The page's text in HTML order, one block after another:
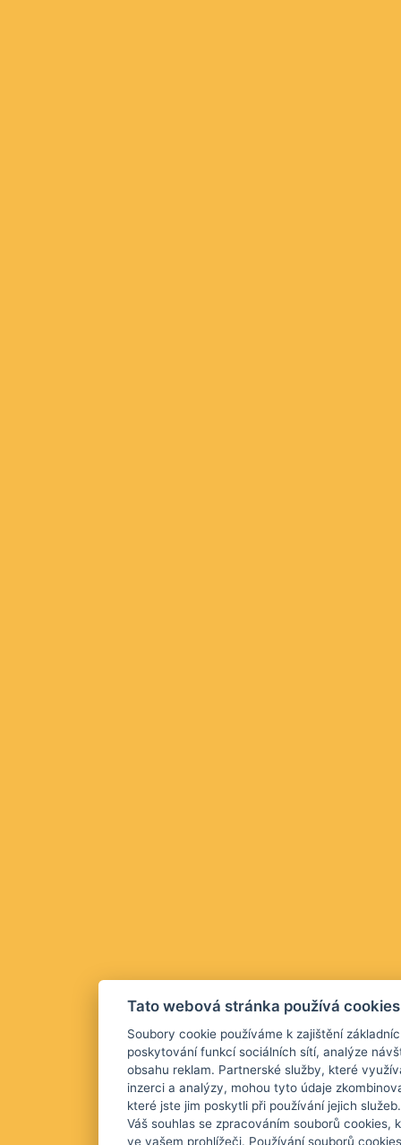
Tato webová stránka používá cookies
Soubory cookie používáme k zajištění
poskytování funkcí sociálních sítí, analýze
obsahu reklam. Partnerské služby, které
inzerci a analýzy, mohou tyto údaje
které jste jim poskytli při používání jejich
Váš souhlas se zpracováním souborů cookies,
ve vašem prohlížeči. Používání souborů